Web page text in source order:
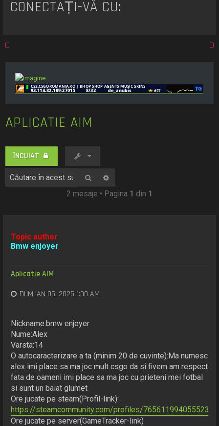
CONECTAȚI-VĂ CU:
APLICATIE AIM
ÎNCUIAT
Căutare
2 mesaje • Pagina 1 din 1
Topic author
Bmw enjoyer
Aplicatie AIM
DUM IAN 05, 2025 1:00 AM
Nickname:bmw enjoyer
Nume:Alex
Varsta:14
O autocaracterizare a ta (minim 20 de cuvinte):Ma numesc
alex imi place sa ma joc mult csgo da si fivem am respect
fata de oameni imi place sa ma joc cu prieteni mei fotbal
si sunt un baiat glumet
Ore jucate pe steam(Profil-link):
https://steamcommunity.com/profiles/
Ore jucate pe server(GameTracker-link)